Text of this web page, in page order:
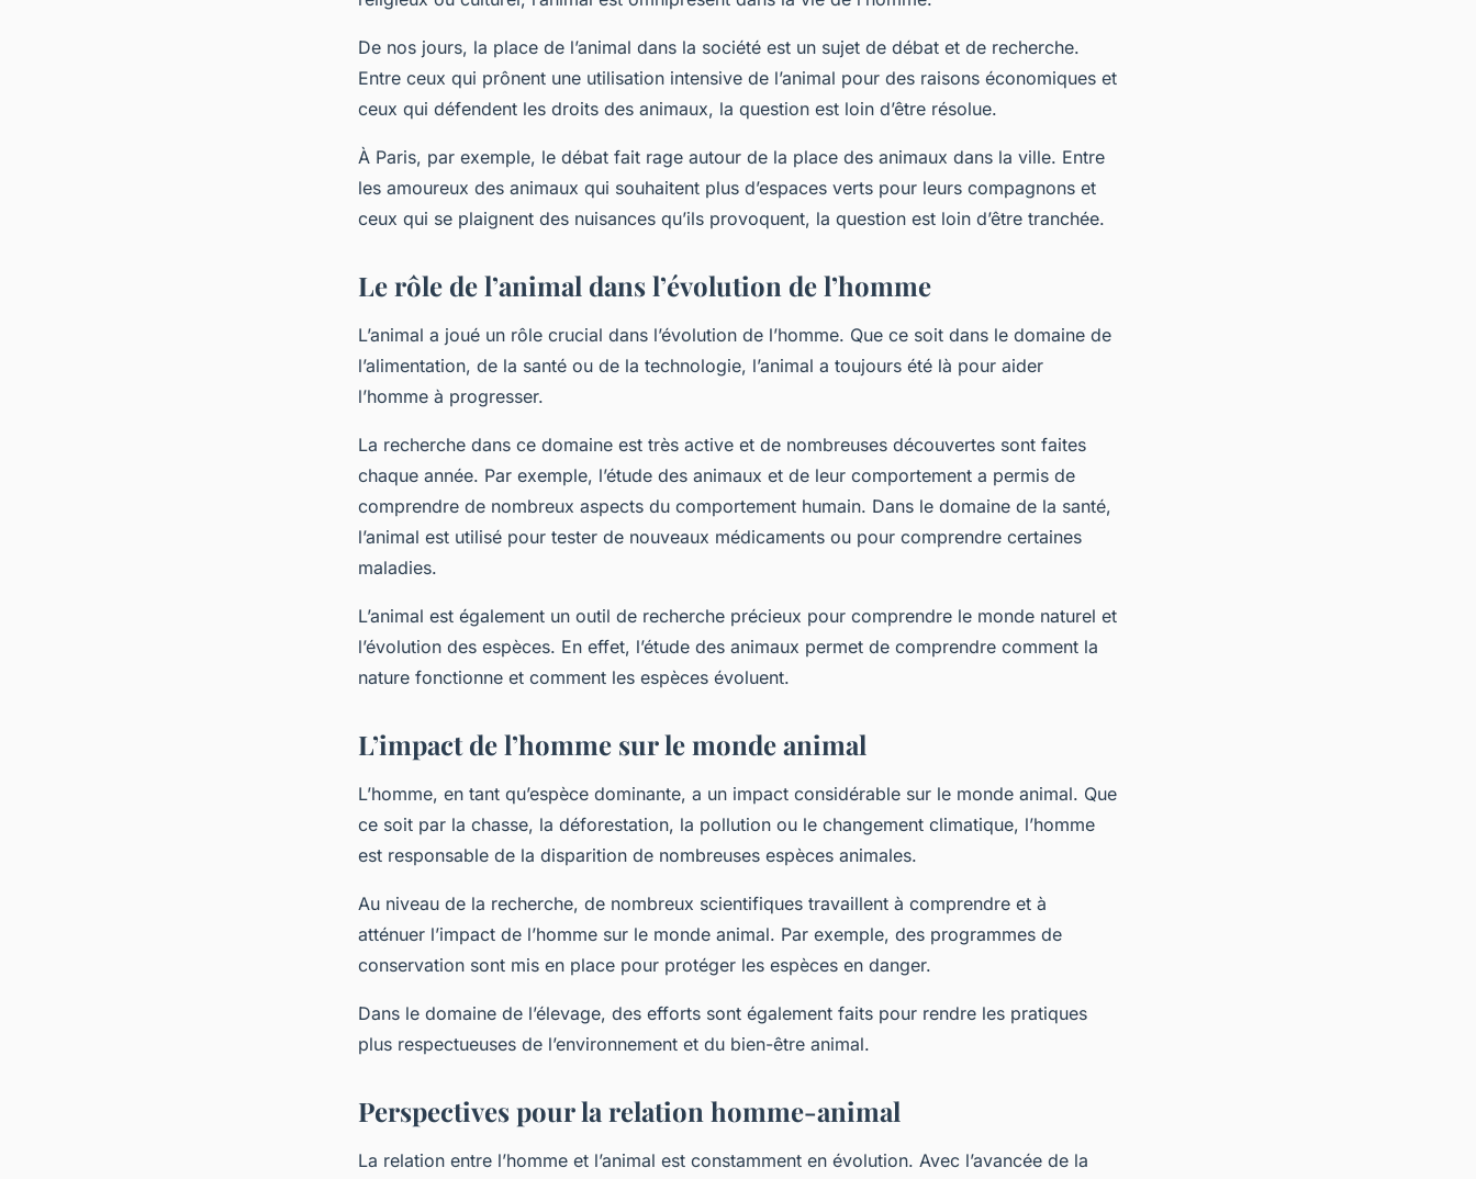
De nos jours, la place de l’animal dans la société est un sujet de débat et de recherche.
Entre ceux qui prônent une utilisation intensive de l’animal pour des raisons économiques et
ceux qui défendent les droits des animaux, la question est loin d’être résolue.
À Paris, par exemple, le débat fait rage autour de la place des animaux dans la ville. Entre
les amoureux des animaux qui souhaitent plus d’espaces verts pour leurs compagnons et
ceux qui se plaignent des nuisances qu’ils provoquent, la question est loin d’être tranchée.
Le rôle de l’animal dans l’évolution de l’homme
L’animal a joué un rôle crucial dans l’évolution de l’homme. Que ce soit dans le domaine de
l’alimentation, de la santé ou de la technologie, l’animal a toujours été là pour aider
l’homme à progresser.
La recherche dans ce domaine est très active et de nombreuses découvertes sont faites
chaque année. Par exemple, l’étude des animaux et de leur comportement a permis de
comprendre de nombreux aspects du comportement humain. Dans le domaine de la santé,
l’animal est utilisé pour tester de nouveaux médicaments ou pour comprendre certaines
maladies.
L’animal est également un outil de recherche précieux pour comprendre le monde naturel et
l’évolution des espèces. En effet, l’étude des animaux permet de comprendre comment la
nature fonctionne et comment les espèces évoluent.
L’impact de l’homme sur le monde animal
L’homme, en tant qu’espèce dominante, a un impact considérable sur le monde animal. Que
ce soit par la chasse, la déforestation, la pollution ou le changement climatique, l’homme
est responsable de la disparition de nombreuses espèces animales.
Au niveau de la recherche, de nombreux scientifiques travaillent à comprendre et à
atténuer l’impact de l’homme sur le monde animal. Par exemple, des programmes de
conservation sont mis en place pour protéger les espèces en danger.
Dans le domaine de l’élevage, des efforts sont également faits pour rendre les pratiques
plus respectueuses de l’environnement et du bien-être animal.
Perspectives pour la relation homme-animal
La relation entre l’homme et l’animal est constamment en évolution. Avec l’avancée de la